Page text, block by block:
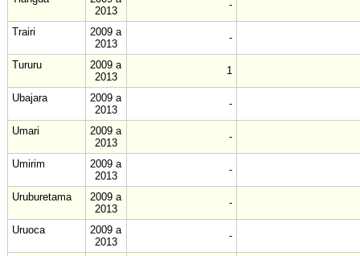
2013
-
Trairi
2009 a
2013
-
Tururu
2009 a
2013
1
Ubajara
2009 a
2013
-
Umari
2009 a
2013
-
Umirim
2009 a
2013
-
Uruburetama
2009 a
2013
-
Uruoca
2009 a
2013
-